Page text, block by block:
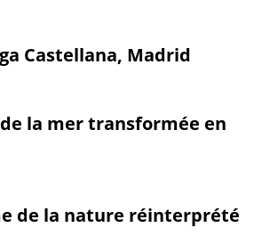
Castellana, Madrid
de la mer transformée en
de la nature réinterprété